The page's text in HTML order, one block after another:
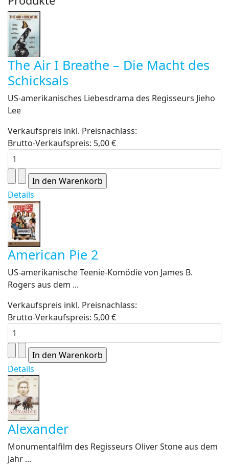
The Air I Breathe – Die Macht des
Schicksals
US-amerikanisches Liebesdrama des Regisseurs Jieho
Lee
Verkaufspreis inkl. Preisnachlass:
Brutto-Verkaufspreis: 5,00 €
Details
American Pie 2
US-amerikanische Teenie-Komödie von James B.
Rogers aus dem ...
Verkaufspreis inkl. Preisnachlass:
Brutto-Verkaufspreis: 5,00 €
Details
Alexander
Monumentalfilm des Regisseurs Oliver Stone aus dem
Jahr ...